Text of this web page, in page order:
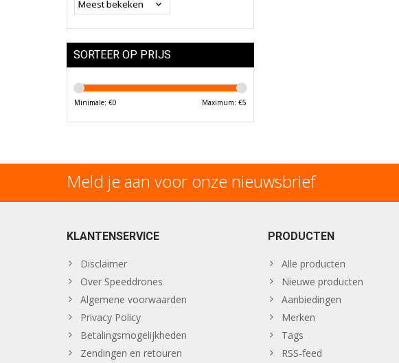
SORTEER OP PRIJS
Minimale: €0 Maximum: €5
Meld je aan voor onze nieuwsbrief
KLANTENSERVICE
Disclaimer
Over Speeddrones
Algemene voorwaarden
Privacy Policy
Betalingsmogelijkheden
Zendingen en retouren
PRODUCTEN
Alle producten
Nieuwe producten
Aanbiedingen
Merken
Tags
RSS-feed